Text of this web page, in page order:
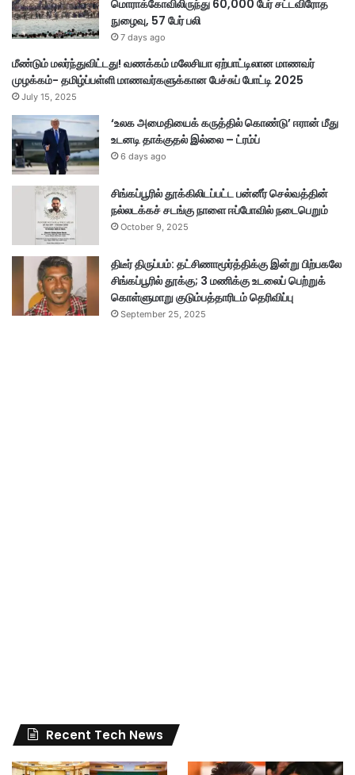
மொராக்கோவிலிருந்து 60,000 பேர் சட்டவிரோத
நுழைவு, 57 பேர் பலி
7 days ago
மீண்டும் மலர்ந்துவிட்டது! வணக்கம் மலேசியா ஏற்பாட்டிலான மாணவர்
முழக்கம்- தமிழ்ப்பள்ளி மாணவர்களுக்கான பேச்சுப் போட்டி 2025
July 15, 2025
‘உலக அமைதியைக் கருத்தில் கொண்டு’ ஈரான் மீது
உடனடி தாக்குதல் இல்லை – ட்ரம்ப்
6 days ago
சிங்கப்பூரில் தூக்கிலிடப்பட்ட பன்னீர் செல்வத்தின்
நல்லடக்கச் சடங்கு நாளை ஈப்போவில் நடைபெறும்
October 9, 2025
திடீர் திருப்பம்: தட்சிணாமூர்த்திக்கு இன்று பிற்பகலே
சிங்கப்பூரில் தூக்கு; 3 மணிக்கு உடலைப் பெற்றுக்
கொள்ளுமாறு குடும்பத்தாரிடம் தெரிவிப்பு
September 25, 2025
Recent Tech News